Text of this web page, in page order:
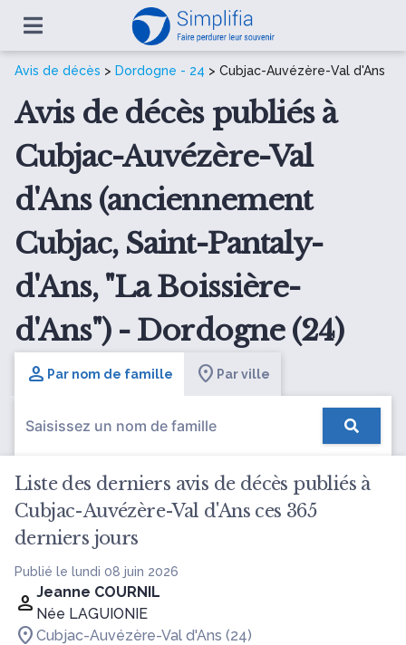
Avis de décès > Dordogne - 24 > Cubjac-Auvézère-Val d'Ans
Avis de décès publiés à
Cubjac-Auvézère-Val
d'Ans (anciennement
Cubjac, Saint-Pantaly-
d'Ans, "La Boissière-
d'Ans") - Dordogne (24)
Par nom de famille Par ville
Liste des derniers avis de décès publiés à
Cubjac-Auvézère-Val d'Ans ces 365
derniers jours
Publié le lundi 08 juin 2026
Jeanne COURNIL
Née LAGUIONIE
Cubjac-Auvézère-Val d'Ans (24)